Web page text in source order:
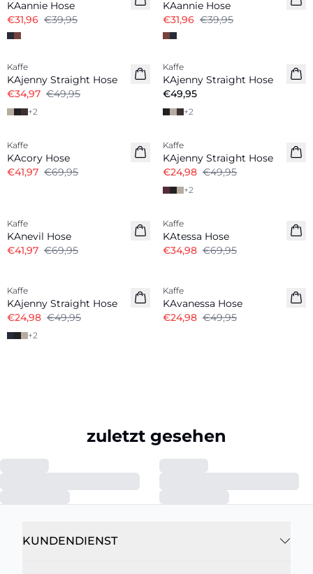
KAannie Hose
€31,96 €39,95
KAannie Hose
€31,96 €39,95
-30%
Kaffe
KAjenny Straight Hose
€34,97 €49,95
+2
Neuheiten
Kaffe
KAjenny Straight Hose
€49,95
+2
Kaffe
KAcory Hose
€41,97 €69,95
Kaffe
KAjenny Straight Hose
€24,98 €49,95
+2
Kaffe
KAnevil Hose
€41,97 €69,95
Kaffe
KAtessa Hose
€34,98 €69,95
Kaffe
KAjenny Straight Hose
€24,98 €49,95
+2
Kaffe
KAvanessa Hose
€24,98 €49,95
zuletzt gesehen
KUNDENDIENST